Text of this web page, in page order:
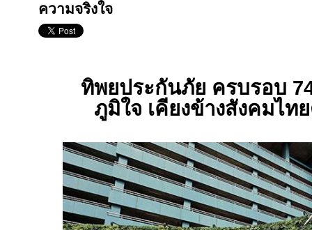
ความจริงใจ
ทิพยประกันภัย ครบรอบ
ภูมิใจ เคียงข้างสังคมไท